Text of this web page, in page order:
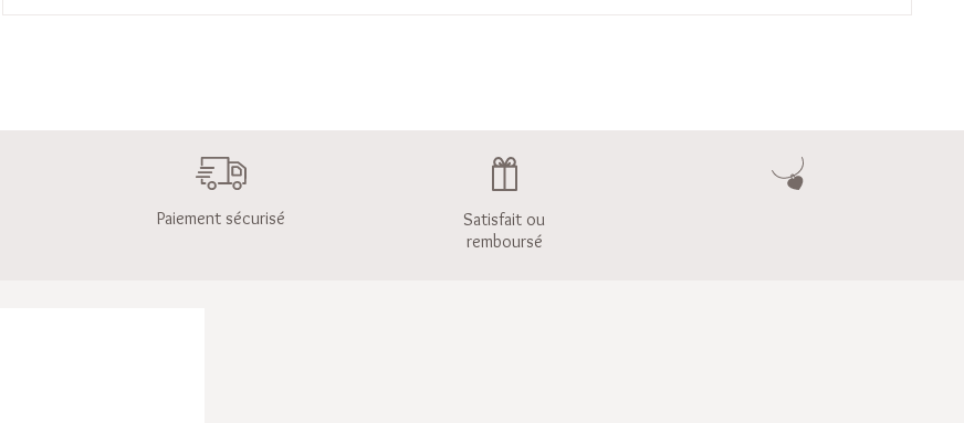
Paiement sécurisé
Satisfait ou
remboursé